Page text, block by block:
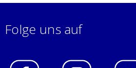
Folge uns auf